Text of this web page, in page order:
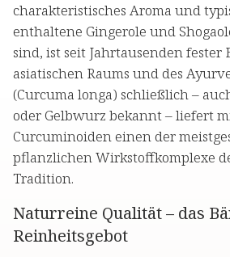
charakteristisches Aroma und
enthaltene Gingerole und
sind, ist seit Jahrtausenden fester
asiatischen Raums und des
(Curcuma longa) schließlich –
oder Gelbwurz bekannt – liefert
Curcuminoiden einen der
pflanzlichen Wirkstoffkomplexe
Tradition.
Naturreine Qualität – das
Reinheitsgebot